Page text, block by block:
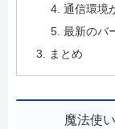
通信環境
最新のバ
まとめ
魔法使